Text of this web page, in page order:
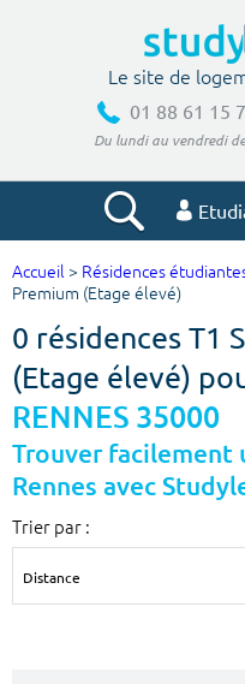
Le site de
01 88 61 15
Du lundi au vendredi
Ville, école
Budget min
Accueil > Résidences
Premium (Etage élevé)
0 résidences T1
(Etage élevé)
RENNES 35000
Trouver facilement
Rennes avec
Trier par :